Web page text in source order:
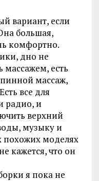
вариант, если
большая,
комфортно.
дно не
массажем, есть
массаж,
все для
радио, и
верхний
музыку и
похожих моделях
кажется, что он
я пока не